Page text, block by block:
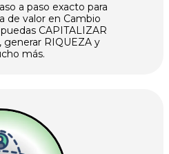
a paso exacto para
de valor en Cambio
CAPITALIZAR
generar RIQUEZA y
más.